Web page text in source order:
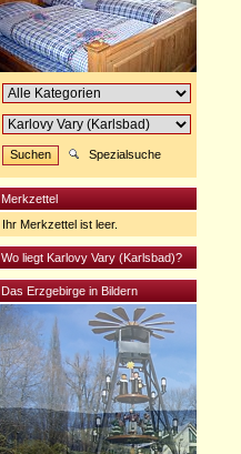
Spezialsuche
Merkzettel
Ihr Merkzettel ist leer.
Wo liegt Karlovy Vary (Karlsbad)?
Das Erzgebirge in Bildern